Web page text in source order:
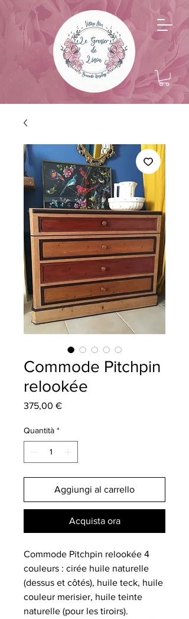
Commode Pitchpin
relookée
375,00 €Prezzo
Quantità *
Aggiungi al carrello
Acquista ora
Commode Pitchpin relookée 4
couleurs : cirée huile naturelle
(dessus et côtés), huile teck, huile
couleur merisier, huile teinte
naturelle (pour les tiroirs).